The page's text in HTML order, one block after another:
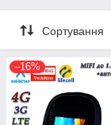
Сортування
–16%